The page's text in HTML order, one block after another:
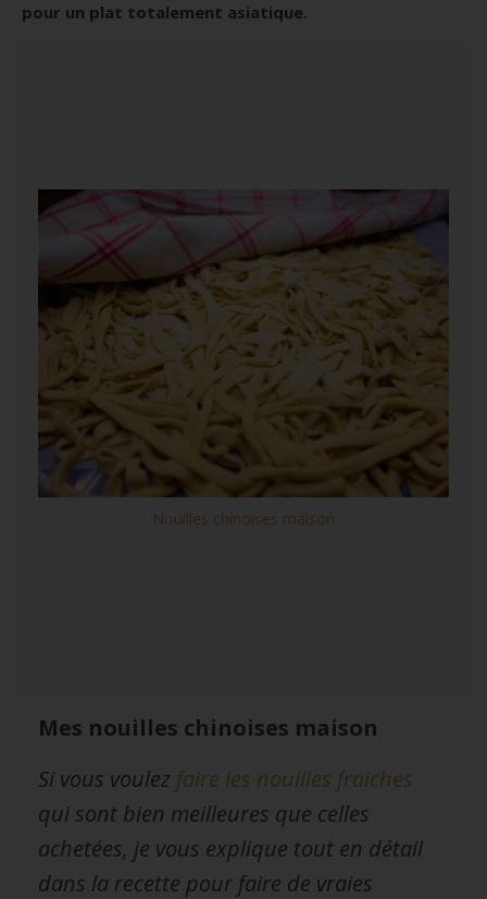
pour un plat totalement asiatique.
Nouilles chinoises maison
Mes nouilles chinoises maison
Si vous voulez faire les nouilles fraiches
qui sont bien meilleures que celles
achetées, je vous explique tout en détail
dans la recette pour faire de vraies